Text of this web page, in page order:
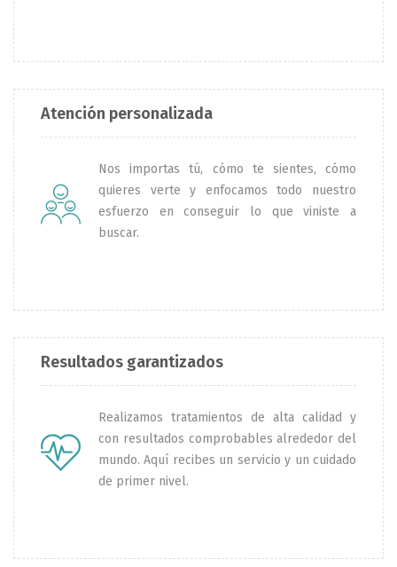
Atención personalizada
Nos importas tú, cómo te sientes, cómo
quieres verte y enfocamos todo nuestro
esfuerzo en conseguir lo que viniste a
buscar.
Resultados garantizados
Realizamos tratamientos de alta calidad y
con resultados comprobables alrededor del
mundo. Aquí recibes un servicio y un cuidado
de primer nivel.